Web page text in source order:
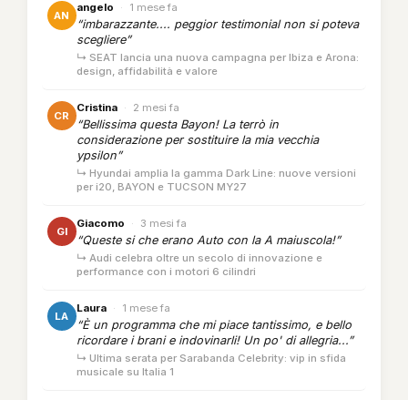
AN
angelo · 1 mese fa
“imbarazzante.... peggior testimonial non si poteva
scegliere”
↳ SEAT lancia una nuova campagna per Ibiza e Arona:
design, affidabilità e valore
CR
Cristina · 2 mesi fa
“Bellissima questa Bayon! La terrò in
considerazione per sostituire la mia vecchia
ypsilon”
↳ Hyundai amplia la gamma Dark Line: nuove versioni
per i20, BAYON e TUCSON MY27
GI
Giacomo · 3 mesi fa
“Queste si che erano Auto con la A maiuscola!”
↳ Audi celebra oltre un secolo di innovazione e
performance con i motori 6 cilindri
LA
Laura · 1 mese fa
“È un programma che mi piace tantissimo, e bello
ricordare i brani e indovinarli! Un po' di allegria...”
↳ Ultima serata per Sarabanda Celebrity: vip in sfida
musicale su Italia 1